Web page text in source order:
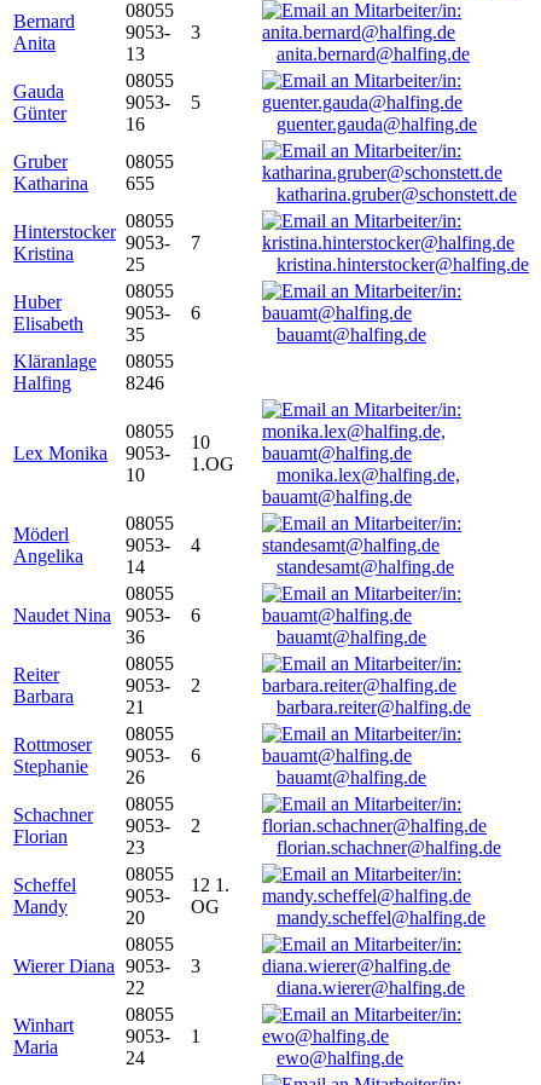
Bernard
Anita
08055
9053-
13
3
anita.bernard@halfing.de
Gauda
Günter
08055
9053-
16
5
guenter.gauda@halfing.de
Gruber
Katharina
08055
655
katharina.gruber@schonstett.de
Hinterstocker
Kristina
08055
9053-
25
7
kristina.hinterstocker@halfing.de
Huber
Elisabeth
08055
9053-
35
6
bauamt@halfing.de
Kläranlage
Halfing
08055
8246
Lex Monika
08055
9053-
10
10
1.OG
monika.lex@halfing.de,
bauamt@halfing.de
Möderl
Angelika
08055
9053-
14
4
standesamt@halfing.de
Naudet Nina
08055
9053-
36
6
bauamt@halfing.de
Reiter
Barbara
08055
9053-
21
2
barbara.reiter@halfing.de
Rottmoser
Stephanie
08055
9053-
26
6
bauamt@halfing.de
Schachner
Florian
08055
9053-
23
2
florian.schachner@halfing.de
Scheffel
Mandy
08055
9053-
20
12 1.
OG
mandy.scheffel@halfing.de
Wierer Diana
08055
9053-
22
3
diana.wierer@halfing.de
Winhart
Maria
08055
9053-
24
1
ewo@halfing.de